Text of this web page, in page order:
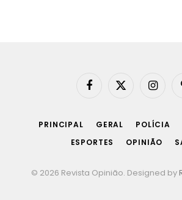
Facebook
X
PRINCIPAL GERAL POLÍCIA
ESPORTES
OPINIÃO
© 2026 Revista Opinião. Designed by